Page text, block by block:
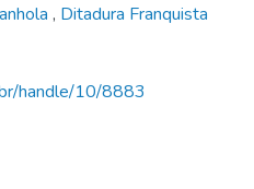
, Ditadura Franquista
handle/10/8883